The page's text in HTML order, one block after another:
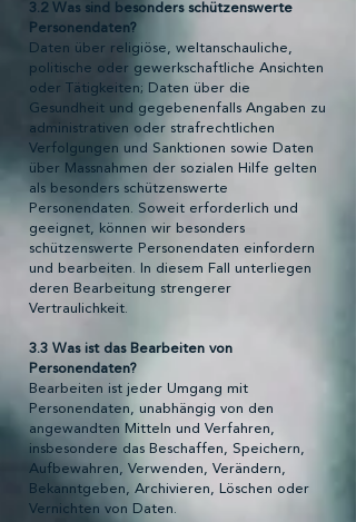
3.2 Was sind besonders schützenswerte
Personendaten?
Daten über religiöse, weltanschauliche,
politische oder gewerkschaftliche Ansichten
oder Tätigkeiten; Daten über die
Gesundheit und gegebenenfalls Angaben zu
administrativen oder strafrechtlichen
Verfolgungen und Sanktionen sowie Daten
über Massnahmen der sozialen Hilfe gelten
als besonders schützenswerte
Personendaten. Soweit erforderlich und
geeignet, können wir besonders
schützenswerte Personendaten einfordern
und bearbeiten. In diesem Fall unterliegen
deren Bearbeitung strengerer
Vertraulichkeit.
3.3 Was ist das Bearbeiten von
Personendaten?
Bearbeiten ist jeder Umgang mit
Personendaten, unabhängig von den
angewandten Mitteln und Verfahren,
insbesondere das Beschaffen, Speichern,
Aufbewahren, Verwenden, Verändern,
Bekanntgeben, Archivieren, Löschen oder
Vernichten von Daten.